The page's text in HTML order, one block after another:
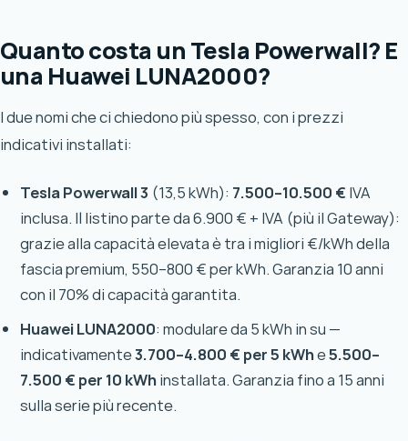
Quanto costa un Tesla Powerwall? E
una Huawei LUNA2000?
I due nomi che ci chiedono più spesso, con i prezzi
indicativi installati:
Tesla Powerwall 3 (13,5 kWh): 7.500–10.500 € IVA
inclusa. Il listino parte da 6.900 € + IVA (più il Gateway):
grazie alla capacità elevata è tra i migliori €/kWh della
fascia premium, 550–800 € per kWh. Garanzia 10 anni
con il 70% di capacità garantita.
Huawei LUNA2000: modulare da 5 kWh in su —
indicativamente3.700–4.800 € per 5 kWhe5.500–
7.500 € per 10 kWhinstallata. Garanzia fino a 15 anni
sulla serie più recente.